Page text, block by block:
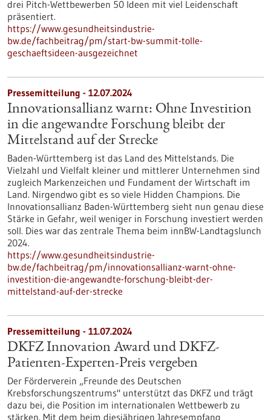
drei Pitch-Wettbewerben 50 Ideen mit viel Leidenschaft
präsentiert.
https://www.gesundheitsindustrie-
bw.de/fachbeitrag/pm/start-bw-summit-tolle-
geschaeftsideen-ausgezeichnet
Pressemitteilung - 12.07.2024
Innovationsallianz warnt: Ohne Investition
in die angewandte Forschung bleibt der
Mittelstand auf der Strecke
Baden-Württemberg ist das Land des Mittelstands. Die
Vielzahl und Vielfalt kleiner und mittlerer Unternehmen sind
zugleich Markenzeichen und Fundament der Wirtschaft im
Land. Nirgendwo gibt es so viele Hidden Champions. Die
Innovationsallianz Baden-Württemberg sieht nun genau diese
Stärke in Gefahr, weil weniger in Forschung investiert werden
soll. Dies war das zentrale Thema beim innBW-Landtagslunch
2024.
https://www.gesundheitsindustrie-
bw.de/fachbeitrag/pm/innovationsallianz-warnt-ohne-
investition-die-angewandte-forschung-bleibt-der-
mittelstand-auf-der-strecke
Pressemitteilung - 11.07.2024
DKFZ Innovation Award und DKFZ-
Patienten-Experten-Preis vergeben
Der Förderverein „Freunde des Deutschen
Krebsforschungszentrums" unterstützt das DKFZ und trägt
dazu bei, die Position im internationalen Wettbewerb zu
stärken. Mit dem beim diesjährigen Jahresempfang